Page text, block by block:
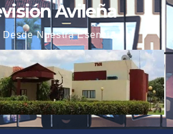
Avileña
Desde Nuestra Esencia